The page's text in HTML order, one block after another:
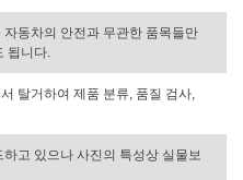
동차의 안전과 무관한 품목들만
됩니다.
탈거하여 제품 분류, 품질 검사,
고 있으나 사진의 특성상 실물보